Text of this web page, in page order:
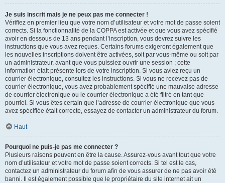
Je suis inscrit mais je ne peux pas me connecter !
Vérifiez en premier lieu que votre nom d’utilisateur et votre mot de passe soient
corrects. Si la fonctionnalité de la COPPA est activée et que vous avez spécifié
avoir en dessous de 13 ans pendant l’inscription, vous devrez suivre les
instructions que vous avez reçues. Certains forums exigeront également que
les nouvelles inscriptions doivent être activées, soit par vous-même ou soit par
un administrateur, avant que vous puissiez ouvrir une session ; cette
information était présente lors de votre inscription. Si vous aviez reçu un
courrier électronique, consultez les instructions. Si vous ne recevez pas de
courrier électronique, vous avez probablement spécifié une mauvaise adresse
de courrier électronique ou le courrier électronique a été filtré en tant que
pourriel. Si vous êtes certain que l’adresse de courrier électronique que vous
avez spécifiée était correcte, essayez de contacter un administrateur du forum.
Haut
Pourquoi ne puis-je pas me connecter ?
Plusieurs raisons peuvent en être la cause. Assurez-vous avant tout que votre
nom d’utilisateur et votre mot de passe soient corrects. Si tel est le cas,
contactez un administrateur du forum afin de vous assurer de ne pas avoir été
banni. Il est également possible que le propriétaire du site internet ait un